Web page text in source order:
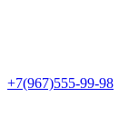
+7(967)555-99-98